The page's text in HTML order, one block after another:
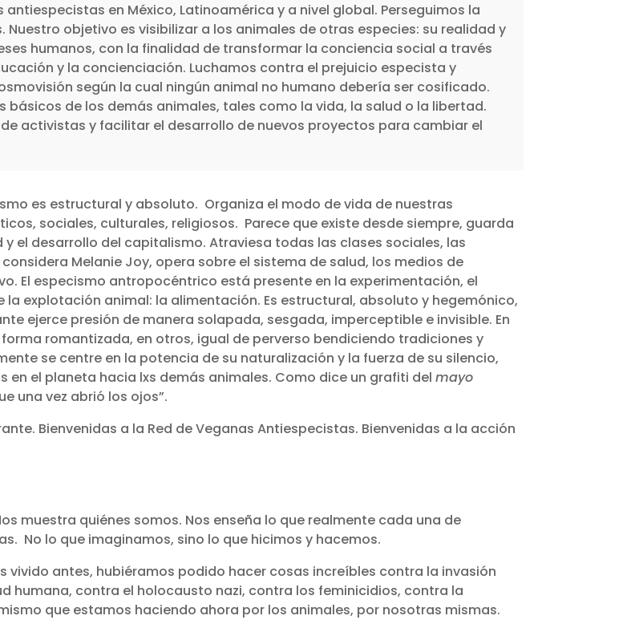
en México, Latinoamérica y a nivel global. Perseguimos la
objetivo es visibilizar a los animales de otras especies: su realidad y
humanos, con la finalidad de transformar la conciencia social a través
y la concienciación. Luchamos contra el prejuicio especista y
según la cual ningún animal no humano debería ser cosificado.
de los demás animales, tales como la vida, la salud o la libertad.
activistas y facilitar el desarrollo de nuevos proyectos para cambiar el
es estructural y absoluto. Organiza el modo de vida de nuestras
sociales, culturales, religiosos. Parece que existe desde siempre, guarda
el desarrollo del capitalismo. Atraviesa todas las clases sociales, las
Melanie Joy, opera sobre el sistema de salud, los medios de
El especismo antropocéntrico está presente en la experimentación, el
la explotación animal: la alimentación. Es estructural, absoluto y hegemónico,
ejerce presión de manera solapada, sesgada, imperceptible e invisible. En
romantizada, en otros, igual de perverso bendiciendo tradiciones y
se centre en la potencia de su naturalización y la fuerza de su silencio,
en el planeta hacia lxs demás animales. Como dice un grafiti delmayo
una vez abrió los ojos”.
Bienvenidas a la Red de Veganas Antiespecistas. Bienvenidas a la acción
muestra quiénes somos. Nos enseña lo que realmente cada una de
No lo que imaginamos, sino lo que hicimos y hacemos.
vivido antes, hubiéramos podido hacer cosas increíbles contra la invasión
humana, contra el holocausto nazi, contra los feminicidios, contra la
que estamos haciendo ahora por los animales, por nosotras mismas.